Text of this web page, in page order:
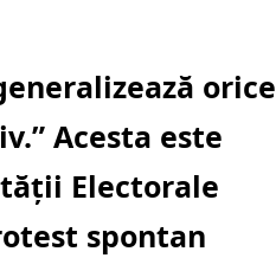
orice
Acesta este
Electorale
spontan